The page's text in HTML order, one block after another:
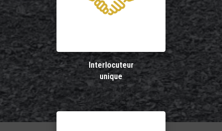
Interlocuteur
unique